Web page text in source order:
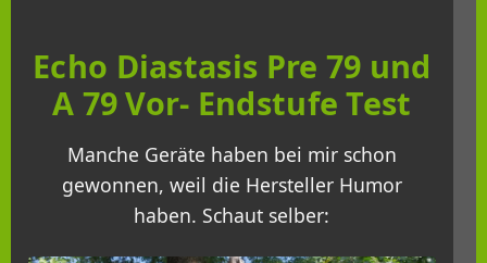
Echo Diastasis Pre 79 und
A 79 Vor- Endstufe Test
Manche Geräte haben bei mir schon
gewonnen, weil die Hersteller Humor
haben. Schaut selber: